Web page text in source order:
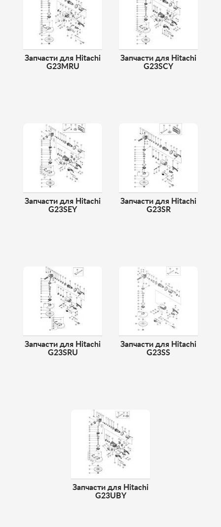
Запчасти для Hitachi
G23MRU
Запчасти для Hitachi
G23SCY
Запчасти для Hitachi
G23SEY
Запчасти для Hitachi
G23SR
Запчасти для Hitachi
G23SRU
Запчасти для Hitachi
G23SS
Запчасти для Hitachi
G23UBY